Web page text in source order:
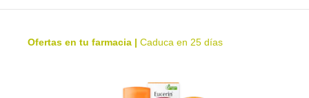
Ofertas en tu farmacia | Caduca en 25 días